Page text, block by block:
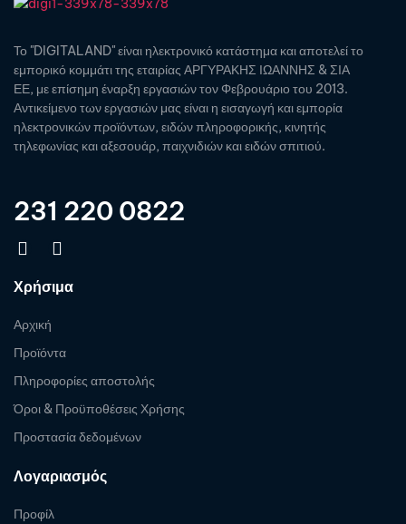
Το "DIGITALAND" είναι ηλεκτρονικό κατάστημα και αποτελεί το
εμπορικό κομμάτι της εταιρίας ΑΡΓΥΡΑΚΗΣ ΙΩΑΝΝΗΣ & ΣΙΑ
ΕΕ, με επίσημη έναρξη εργασιών τον Φεβρουάριο του 2013.
Αντικείμενο των εργασιών μας είναι η εισαγωγή και εμπορία
ηλεκτρονικών προϊόντων, ειδών πληροφορικής, κινητής
τηλεφωνίας και αξεσουάρ, παιχνιδιών και ειδών σπιτιού.
231 220 0822
Χρήσιμα
Αρχική
Προϊόντα
Πληροφορίες αποστολής
Όροι & Προϋποθέσεις Χρήσης
Προστασία δεδομένων
Λογαριασμός
Προφίλ